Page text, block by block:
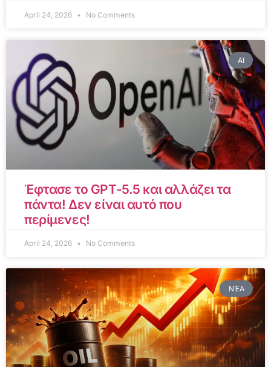
April 24, 2026 No Comments
AI
Έφτασε το GPT-5.5 και αλλάζει τα
πάντα! Δεν είναι αυτό που
περίμενες!
April 24, 2026 No Comments
ΝΈΑ